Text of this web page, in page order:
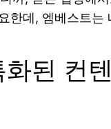
한데, 엠베스트
된 컨